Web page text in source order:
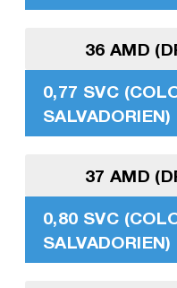
36 AMD
0,77 SVC
SALVADORIEN)
37 AMD
0,80 SVC
SALVADORIEN)